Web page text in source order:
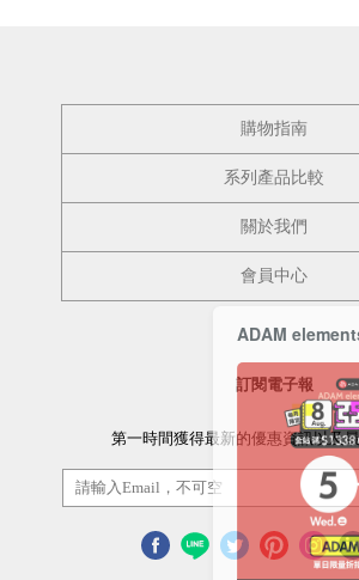
購物指南
系列產品比較
關於我們
會員中心
訂閱電子報
第一時間獲得最新的優惠資訊以及
ADAM